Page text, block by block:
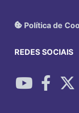
Política de
REDES SOCIAIS